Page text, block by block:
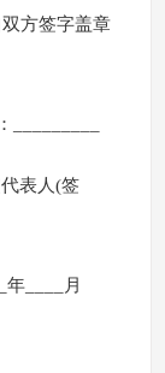
方签字盖章
表人(签
年____月